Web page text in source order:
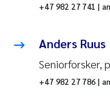
+47 982 27 741 |
Anders Ruus
Seniorforsker,
+47 982 27 786 |